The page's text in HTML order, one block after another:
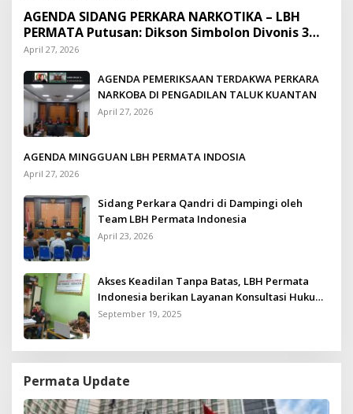
AGENDA SIDANG PERKARA NARKOTIKA – LBH
PERMATA Putusan: Dikson Simbolon Divonis 3
Tahun Penjara
April 27, 2026
AGENDA PEMERIKSAAN TERDAKWA PERKARA
NARKOBA DI PENGADILAN TALUK KUANTAN
April 27, 2026
AGENDA MINGGUAN LBH PERMATA INDOSIA
April 27, 2026
Sidang Perkara Qandri di Dampingi oleh
Team LBH Permata Indonesia
April 23, 2026
Akses Keadilan Tanpa Batas, LBH Permata
Indonesia berikan Layanan Konsultasi Hukum
Gratis untuk Kurang Mampu
September 19, 2025
Permata Update